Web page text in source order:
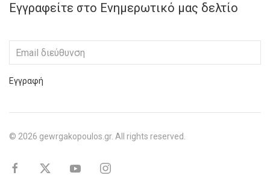
Εγγραφείτε στο Ενημερωτικό μας δελτίο
Εγγραφή
© 2026 gewrgakopoulos.gr. All rights reserved.